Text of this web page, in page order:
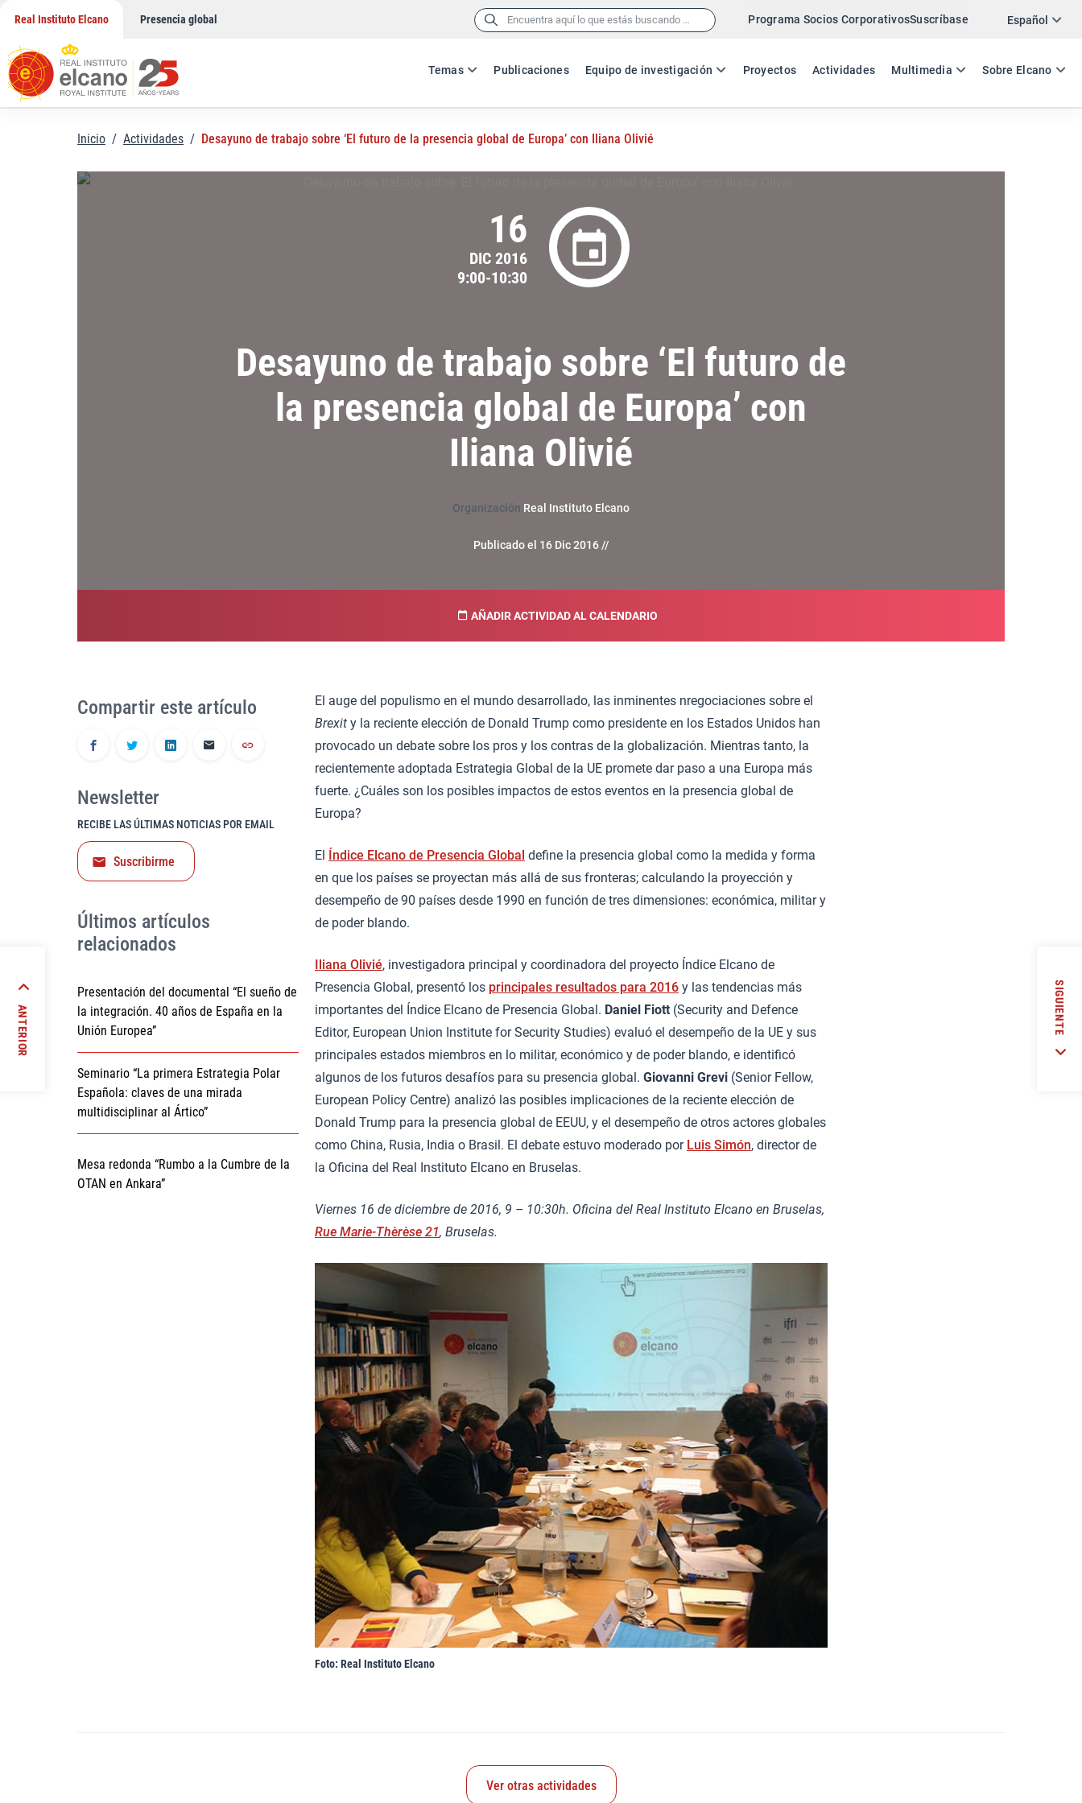
contenido
Real Instituto Elcano Presencia global Buscar: Programa Socios CorporativosSuscríbase Español
ES EN
Temas Publicaciones Equipo de investigación Proyectos Actividades Multimedia Sobre Elcano
Twitter
Inicio / Actividades / Desayuno de trabajo sobre ‘El futuro de la presencia global de Europa’ con Iliana Olivié
Desayuno de trabajo sobre ‘El futuro de
la presencia global de Europa’ con
Iliana Olivié
16
DIC 2016
9:00-10:30
Organización Real Instituto Elcano
Publicado el 16 Dic 2016 //
AÑADIR ACTIVIDAD AL CALENDARIO
El auge del populismo en el mundo desarrollado, las inminentes nregociaciones sobre el
Brexit y la reciente elección de Donald Trump como presidente en los Estados Unidos han
provocado un debate sobre los pros y los contras de la globalización. Mientras tanto, la
recientemente adoptada Estrategia Global de la UE promete dar paso a una Europa más
fuerte. ¿Cuáles son los posibles impactos de estos eventos en la presencia global de
Europa?
El Índice Elcano de Presencia Global define la presencia global como la medida y forma
en que los países se proyectan más allá de sus fronteras; calculando la proyección y
desempeño de 90 países desde 1990 en función de tres dimensiones: económica, militar y
de poder blando.
Iliana Olivié, investigadora principal y coordinadora del proyecto Índice Elcano de
Presencia Global, presentó los principales resultados para 2016 y las tendencias más
importantes del Índice Elcano de Presencia Global. Daniel Fiott (Security and Defence
Editor, European Union Institute for Security Studies) evaluó el desempeño de la UE y sus
principales estados miembros en lo militar, económico y de poder blando, e identificó
algunos de los futuros desafíos para su presencia global. Giovanni Grevi (Senior Fellow,
European Policy Centre) analizó las posibles implicaciones de la reciente elección de
Donald Trump para la presencia global de EEUU, y el desempeño de otros actores globales
como China, Rusia, India o Brasil. El debate estuvo moderado por Luis Simón, director de
la Oficina del Real Instituto Elcano en Bruselas.
Viernes 16 de diciembre de 2016, 9 – 10:30h. Oficina del Real Instituto Elcano en Bruselas,
Rue Marie-Thèrèse 21, Bruselas.
Foto: Real Instituto Elcano
Compartir este artículo
Newsletter
RECIBE LAS ÚLTIMAS NOTICIAS POR EMAIL
Suscribirme
Últimos artículos
relacionados
Presentación del documental “El sueño de
la integración. 40 años de España en la
Unión Europea”
Seminario “La primera Estrategia Polar
Española: claves de una mirada
multidisciplinar al Ártico”
Mesa redonda “Rumbo a la Cumbre de la
OTAN en Ankara”
Ver otras actividades
ANTERIOR SIGUIENTE